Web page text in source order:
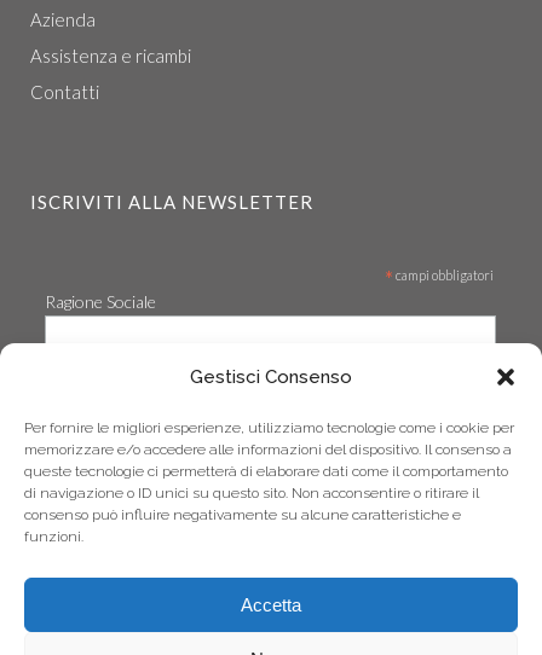
Gestisci Consenso
Per fornire le migliori esperienze, utilizziamo tecnologie come i cookie per
memorizzare e/o accedere alle informazioni del dispositivo. Il consenso a
queste tecnologie ci permetterà di elaborare dati come il comportamento
di navigazione o ID unici su questo sito. Non acconsentire o ritirare il
consenso può influire negativamente su alcune caratteristiche e
funzioni.
Accetta
Azienda
Assistenza e ricambi
Contatti
ISCRIVITI ALLA NEWSLETTER
* campi obbligatori
Ragione Sociale